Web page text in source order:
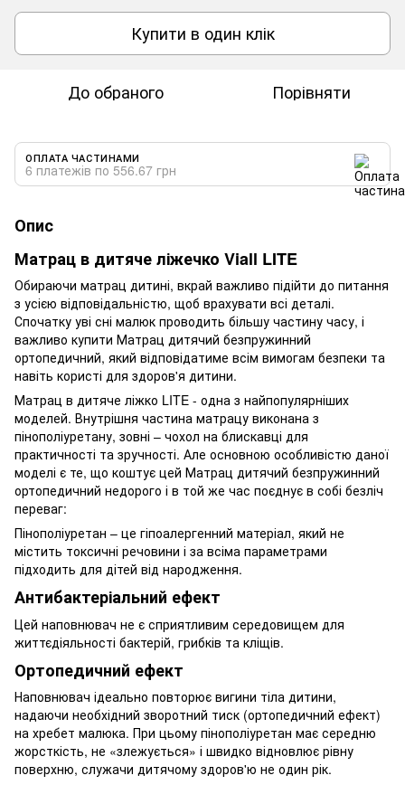
Купити в один клік
До обраного Порівняти
ОПЛАТА ЧАСТИНАМИ
6 платежів по 556.67 грн
Опис
Матрац в дитяче ліжечко Viall LITE
Обираючи матрац дитині, вкрай важливо підійти до питання
з усією відповідальністю, щоб врахувати всі деталі.
Спочатку уві сні малюк проводить більшу частину часу, і
важливо купити Матрац дитячий безпружинний
ортопедичний, який відповідатиме всім вимогам безпеки та
навіть користі для здоров'я дитини.
Матрац в дитяче ліжко LITE - одна з найпопулярніших
моделей. Внутрішня частина матрацу виконана з
пінополіуретану, зовні – чохол на блискавці для
практичності та зручності. Але основною особливістю даної
моделі є те, що коштує цей Матрац дитячий безпружинний
ортопедичний недорого і в той же час поєднує в собі безліч
переваг:
Пінополіуретан – це гіпоалергенний матеріал, який не
містить токсичні речовини і за всіма параметрами
підходить для дітей від народження.
Антибактеріальний ефект
Цей наповнювач не є сприятливим середовищем для
життєдіяльності бактерій, грибків та кліщів.
Ортопедичний ефект
Наповнювач ідеально повторює вигини тіла дитини,
надаючи необхідний зворотний тиск (ортопедичний ефект)
на хребет малюка. При цьому пінополіуретан має середню
жорсткість, не «злежується» і швидко відновлює рівну
поверхню, служачи дитячому здоров'ю не один рік.